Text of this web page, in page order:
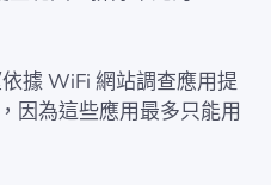
據 WiFi 網站調查應用提
因為這些應用最多只能用